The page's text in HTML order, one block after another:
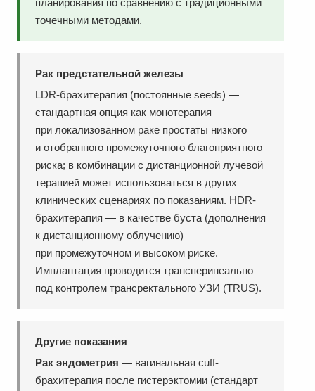
планирования по сравнению с традиционными
точечными методами.
Рак предстательной железы
LDR-брахитерапия (постоянные seeds) —
стандартная опция как монотерапия
при локализованном раке простаты низкого
и отобранного промежуточного благоприятного
риска; в комбинации с дистанционной лучевой
терапией может использоваться в других
клинических сценариях по показаниям. HDR-
брахитерапия — в качестве буста (дополнения
к дистанционному облучению)
при промежуточном и высоком риске.
Имплантация проводится трансперинеально
под контролем трансректального УЗИ (TRUS).
Другие показания
Рак эндометрия — вагинальная cuff-
брахитерапия после гистерэктомии (стандарт